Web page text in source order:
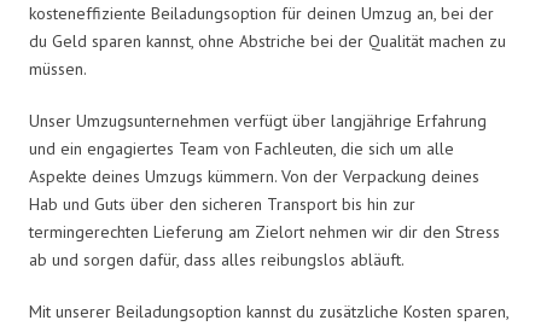
kosteneffiziente Beiladungsoption für deinen Umzug an, bei der
du Geld sparen kannst, ohne Abstriche bei der Qualität machen zu
müssen.
Unser Umzugsunternehmen verfügt über langjährige Erfahrung
und ein engagiertes Team von Fachleuten, die sich um alle
Aspekte deines Umzugs kümmern. Von der Verpackung deines
Hab und Guts über den sicheren Transport bis hin zur
termingerechten Lieferung am Zielort nehmen wir dir den Stress
ab und sorgen dafür, dass alles reibungslos abläuft.
Mit unserer Beiladungsoption kannst du zusätzliche Kosten sparen,